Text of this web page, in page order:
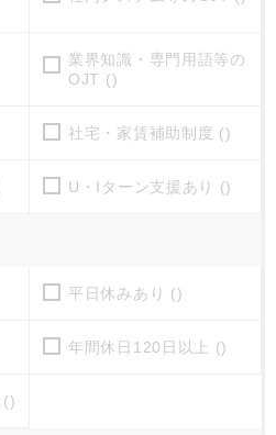
業界知識・専門用語等の
OJT ()
社宅・家賃補助制度 ()
U・Iターン支援あり ()
平日休みあり ()
年間休日120日以上 ()
()